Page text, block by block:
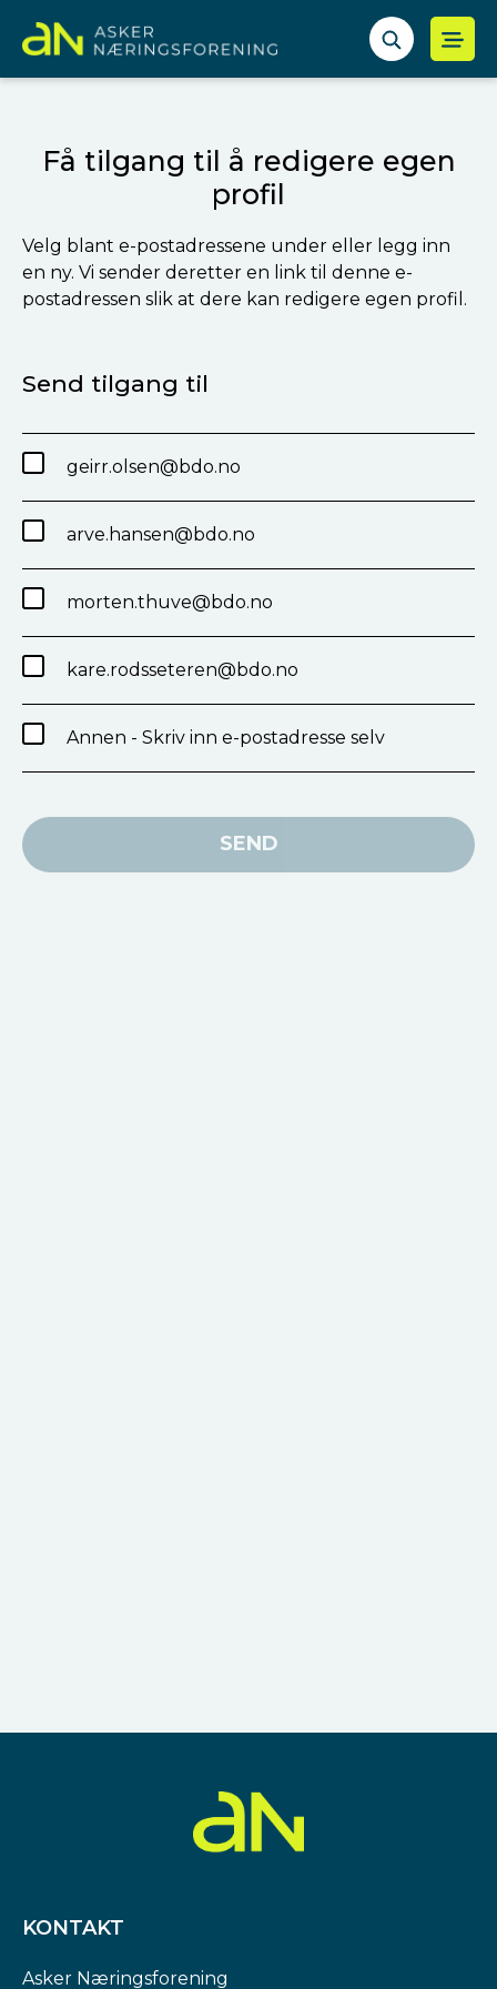
Få tilgang til å redigere egen
profil
Velg blant e-postadressene under eller legg inn
en ny. Vi sender deretter en link til denne e-
postadressen slik at dere kan redigere egen profil.
Send tilgang til
geirr.olsen@bdo.no
arve.hansen@bdo.no
morten.thuve@bdo.no
kare.rodsseteren@bdo.no
Annen - Skriv inn e-postadresse selv
SEND
KONTAKT
Asker Næringsforening